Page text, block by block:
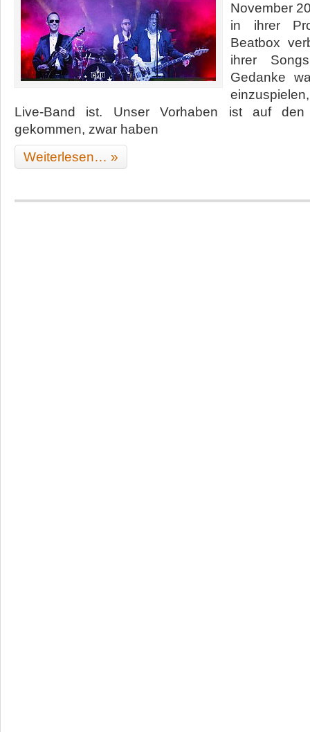
Hades
of
Blues
Rock
November
in ihrer
Beatbox
ihrer
Gedanke
Live-Band ist. Unser Vorhaben ist auf
gekommen, zwar haben
Weiterlesen… »